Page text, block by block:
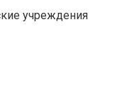
учреждения